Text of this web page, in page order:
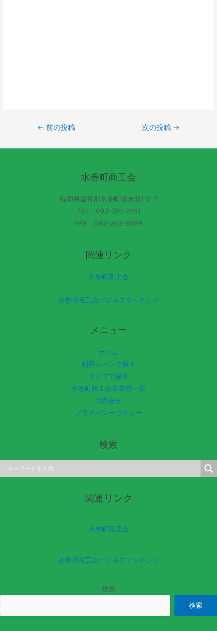
← 前の投稿 次の投稿 →
水巻町商工会
福岡県遠賀郡水巻町頃末北1-9-7
TEL 093-201-7551
FAX 093-202-9699
関連リンク
水巻町商工会
水巻町商工会ビジネスマッチング
メニュー
ホーム
利用シーンで探す
マップで探す
水巻町商工会事業所一覧
お問合せ
プライバシーポリシー
検索
関連リンク
水巻町商工会
水巻町商工会ビジネスマッチング
検索
検索